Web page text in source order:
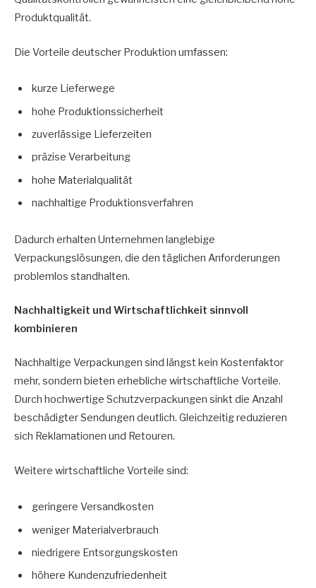
Produktqualität.
Die Vorteile deutscher Produktion umfassen:
kurze Lieferwege
hohe Produktionssicherheit
zuverlässige Lieferzeiten
präzise Verarbeitung
hohe Materialqualität
nachhaltige Produktionsverfahren
Dadurch erhalten Unternehmen langlebige
Verpackungslösungen, die den täglichen Anforderungen
problemlos standhalten.
Nachhaltigkeit und Wirtschaftlichkeit sinnvoll
kombinieren
Nachhaltige Verpackungen sind längst kein Kostenfaktor
mehr, sondern bieten erhebliche wirtschaftliche Vorteile.
Durch hochwertige Schutzverpackungen sinkt die Anzahl
beschädigter Sendungen deutlich. Gleichzeitig reduzieren
sich Reklamationen und Retouren.
Weitere wirtschaftliche Vorteile sind:
geringere Versandkosten
weniger Materialverbrauch
niedrigere Entsorgungskosten
höhere Kundenzufriedenheit